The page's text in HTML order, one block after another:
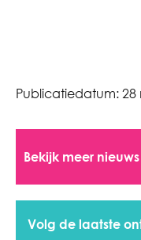
Publicatiedatum: 28
Bekijk meer nieuws
Volg de laatste